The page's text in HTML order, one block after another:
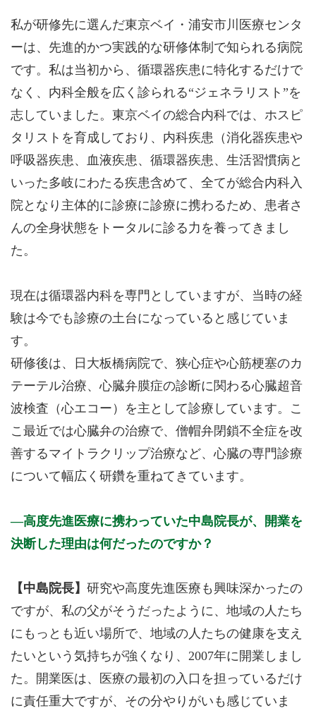
私が研修先に選んだ東京ベイ・浦安市川医療センタ
ーは、先進的かつ実践的な研修体制で知られる病院
です。私は当初から、循環器疾患に特化するだけで
なく、内科全般を広く診られる“ジェネラリスト”を
志していました。東京ベイの総合内科では、ホスピ
タリストを育成しており、内科疾患（消化器疾患や
呼吸器疾患、血液疾患、循環器疾患、生活習慣病と
いった多岐にわたる疾患含めて、全てが総合内科入
院となり主体的に診療に診療に携わるため、患者さ
んの全身状態をトータルに診る力を養ってきまし
た。
現在は循環器内科を専門としていますが、当時の経
験は今でも診療の土台になっていると感じていま
す。
研修後は、日大板橋病院で、狭心症や心筋梗塞のカ
テーテル治療、心臓弁膜症の診断に関わる心臓超音
波検査（心エコー）を主として診療しています。こ
こ最近では心臓弁の治療で、僧帽弁閉鎖不全症を改
善するマイトラクリップ治療など、心臓の専門診療
について幅広く研鑽を重ねてきています。
高度先進医療に携わっていた中島院長が、開業を
決断した理由は何だったのですか？
【中島院長】 研究や高度先進医療も興味深かったの
ですが、私の父がそうだったように、地域の人たち
にもっとも近い場所で、地域の人たちの健康を支え
たいという気持ちが強くなり、2007年に開業しまし
た。開業医は、医療の最初の入口を担っているだけ
に責任重大ですが、その分やりがいも感じていま